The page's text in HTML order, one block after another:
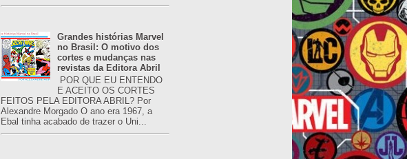
Grandes histórias Marvel
no Brasil: O motivo dos
cortes e mudanças nas
revistas da Editora Abril
POR QUE EU ENTENDO
E ACEITO OS CORTES
FEITOS PELA EDITORA ABRIL? Por
Alexandre Morgado O ano era 1967, a
Ebal tinha acabado de trazer o Uni...